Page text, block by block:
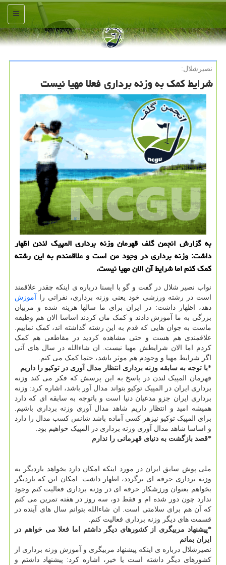
منو
نصیرشلال:
شرایط كمك به وزنه برداری فعلا مهیا نیست
به گزارش انجمن گلف قهرمان وزنه برداری المپیك لندن اظهار
داشت: وزنه برداری در وجود من است و علاقمندم به این رشته
كمك كنم اما شرایط آن الان مهیا نیست.
نواب نصیر شلال در گفت و گو با ایسنا درباره ی اینکه چقدر علاقمند
است در رشته ورزشی خود یعنی وزنه برداری، نفراتی را
آموزش
دهد، اظهار داشت: در ایران برای ما سالها هزینه شده و مربیان
بزرگی به ما آموزش دادند و کمک مان کردند اساسا الان هم وظیفه
ماست به جوان هایی که قدم به این رشته گذاشته اند، کمک نماییم.
علاقمندی هم هست و حتی مشاهده کردید در مقاطعی هم کمک
کردم اما الان شرایطش مهیا نیست. ان شاءالله در سال های آتی
اگر شرایط مهیا و وجودم هم موثر باشد، حتما کمک می کنم.
*با توجه به سابقه وزنه برداری انتظار مدال آوری در توکیو را داریم
قهرمان المپیک لندن در پاسخ به این پرسش که فکر می کند وزنه
برداری ایران در المپیک توکیو بتواند مدال آور باشد، اشاره کرد: وزنه
برداری ایران جزو مدعیان دنیا است و باتوجه به سابقه ای که دارد
همیشه امید و انتظار داریم شاهد مدال آوری وزنه برداری باشیم.
برای المپیک توکیو نیزهر کسی آماده باشد شانس کسب مدال را دارد
و اساسا شاهد مدال آوری وزنه برداری در المپیک خواهیم بود.
*قصد بازگشت به دنیای قهرمانی را ندارم
ملی پوش سابق ایران در مورد اینکه امکان دارد بخواهد باردیگر به
وزنه برداری حرفه ای برگردد، اظهار داشت: امکان این که باردیگر
بخواهم بعنوان ورزشکار حرفه ای در وزنه برداری فعالیت کنم وجود
ندارد چون دور شده ام و فقط دو، سه روز در هفته تمرین می کنم
که آن هم برای سلامتی است. ان شاءالله بتوانم سال های آینده در
قسمت های دیگر وزنه برداری فعالیت کنم.
*پیشنهاد مربیگری از کشورهای دیگر داشتم اما فعلا می خواهم در
ایران بمانم
نصیرشلال درباره ی اینکه پیشنهاد مربیگری و آموزش وزنه برداری از
کشورهای دیگر داشته است یا خیر، اشاره کرد: پیشنهاد داشتم و